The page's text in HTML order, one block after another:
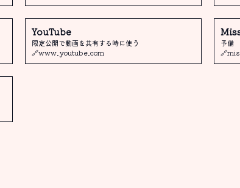
YouTube
限定公開で動画を共有する時に使う
🔗www.youtube.com
予備